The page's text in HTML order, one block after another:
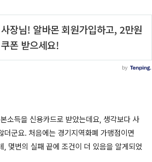
소득을 신용카드로 받았는데요, 생각보다 사
더군요. 처음에는 경기지역화폐 가맹점이면
, 몇번의 실패 끝에 조건이 더 있음을 알게되었